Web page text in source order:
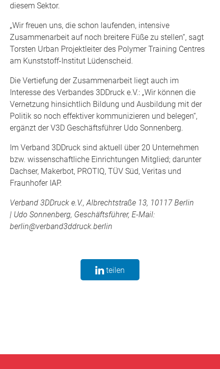
diesem Sektor.
„Wir freuen uns, die schon laufenden, intensive
Zusammenarbeit auf noch breitere Füße zu stellen“, sagt
Torsten Urban Projektleiter des Polymer Training Centres
am Kunststoff-Institut Lüdenscheid.
Die Vertiefung der Zusammenarbeit liegt auch im
Interesse des Verbandes 3DDruck e.V.: „Wir können die
Vernetzung hinsichtlich Bildung und Ausbildung mit der
Politik so noch effektiver kommunizieren und belegen“,
ergänzt der V3D Geschäftsführer Udo Sonnenberg.
Im Verband 3DDruck sind aktuell über 20 Unternehmen
bzw. wissenschaftliche Einrichtungen Mitglied; darunter
Dachser, Makerbot, PROTIQ, TÜV Süd, Veritas und
Fraunhofer IAP.
Verband 3DDruck e.V., Albrechtstraße 13, 10117 Berlin
| Udo Sonnenberg, Geschäftsführer, E-Mail:
berlin@verband3ddruck.berlin
teilen